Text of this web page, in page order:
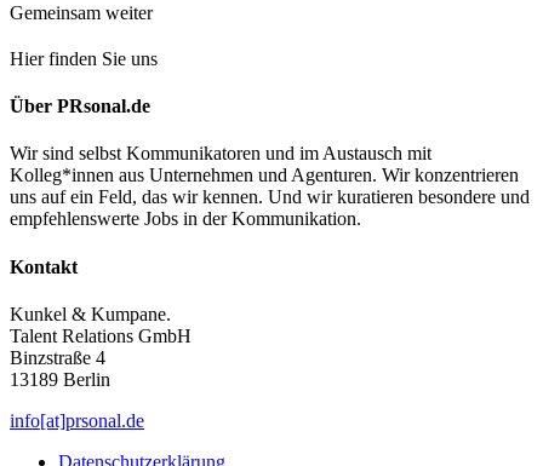
Gemeinsam weiter
Hier finden Sie uns
Über PRsonal.de
Wir sind selbst Kommunikatoren und im Austausch mit
Kolleg*innen aus Unternehmen und Agenturen. Wir konzentrieren
uns auf ein Feld, das wir kennen. Und wir kuratieren besondere und
empfehlenswerte Jobs in der Kommunikation.
Kontakt
Kunkel & Kumpane.
Talent Relations GmbH
Binzstraße 4
13189 Berlin
info[at]prsonal.de
Datenschutzerklärung